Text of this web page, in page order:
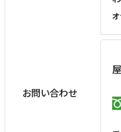
お問い合わせ